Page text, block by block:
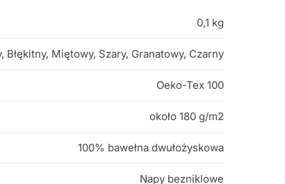
0,1 kg
Błękitny, Miętowy, Szary, Granatowy, Czarny
Oeko-Tex 100
około 180 g/m2
100% bawełna dwułożyskowa
Napy bezniklowe